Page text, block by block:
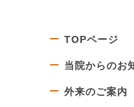
TOPページ
当院からのお
外来のご案内